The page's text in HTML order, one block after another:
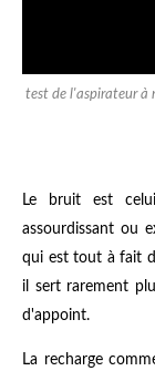
test de l'aspirateur à
Le bruit est
assourdissant ou
qui est tout à fait
il sert rarement
d'appoint.
La recharge